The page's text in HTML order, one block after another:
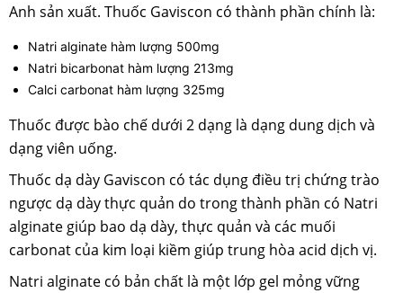
Anh sản xuất. Thuốc Gaviscon có thành phần chính là:
Natri alginate hàm lượng 500mg
Natri bicarbonat hàm lượng 213mg
Calci carbonat hàm lượng 325mg
Thuốc được bào chế dưới 2 dạng là dạng dung dịch và
dạng viên uống.
Thuốc dạ dày Gaviscon có tác dụng điều trị chứng trào
ngược dạ dày thực quản do trong thành phần có Natri
alginate giúp bao dạ dày, thực quản và các muối
carbonat của kim loại kiềm giúp trung hòa acid dịch vị.
Natri alginate có bản chất là một lớp gel mỏng vững